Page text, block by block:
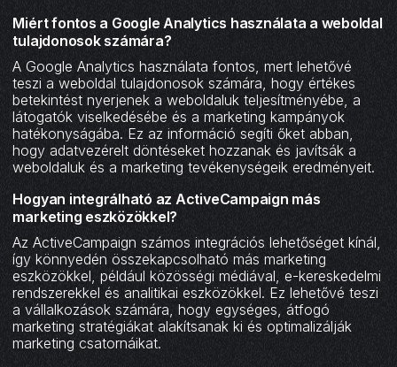
Miért fontos a Google Analytics használata a weboldal
tulajdonosok számára?
A Google Analytics használata fontos, mert lehetővé
teszi a weboldal tulajdonosok számára, hogy értékes
betekintést nyerjenek a weboldaluk teljesítményébe, a
látogatók viselkedésébe és a marketing kampányok
hatékonyságába. Ez az információ segíti őket abban,
hogy adatvezérelt döntéseket hozzanak és javítsák a
weboldaluk és a marketing tevékenységeik eredményeit.
Hogyan integrálható az ActiveCampaign más
marketing eszközökkel?
Az ActiveCampaign számos integrációs lehetőséget kínál,
így könnyedén összekapcsolható más marketing
eszközökkel, például közösségi médiával, e-kereskedelmi
rendszerekkel és analitikai eszközökkel. Ez lehetővé teszi
a vállalkozások számára, hogy egységes, átfogó
marketing stratégiákat alakítsanak ki és optimalizálják
marketing csatornáikat.